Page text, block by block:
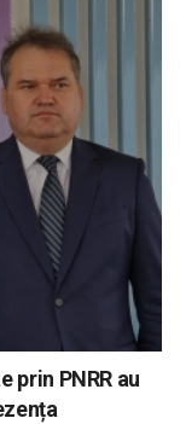
prin PNRR au